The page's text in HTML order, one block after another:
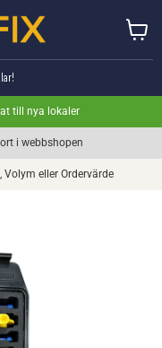
till nya lokaler
i webbshopen
Volym eller Ordervärde